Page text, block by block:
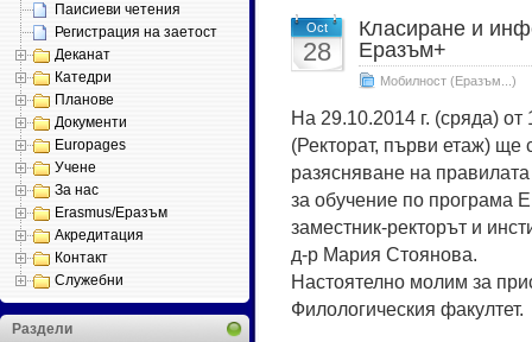
Паисиеви четения
Регистрация на заетост
Деканат
Катедри
Планове
Документи
Europages
Учене
За нас
Erasmus/Еразъм
Акредитация
Контакт
Служебни
Раздели
Oct
28
Класиране и
Еразъм+
Мобилност (Еразъм...)
На 29.10.2014 г. (сряда) от
(Ректорат, първи етаж)
разясняване на
за обучение по програма
заместник-ректорът и
д-р Мария Стоянова.
Настоятелно молим за
Филологическия факултет.